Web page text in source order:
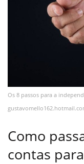
Os 8 passos para a
Como
contas